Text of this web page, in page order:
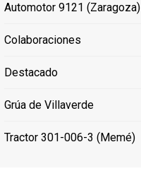
Automotor 9121 (Zaragoza)
Colaboraciones
Destacado
Grúa de Villaverde
Tractor 301-006-3 (Memé)